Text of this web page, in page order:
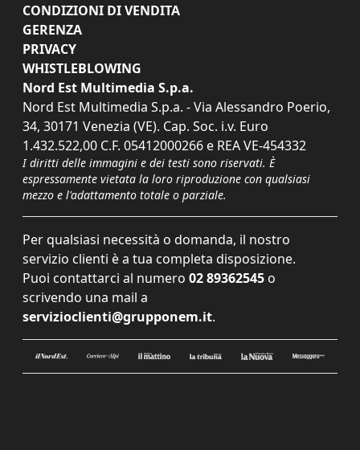
CONDIZIONI DI VENDITA
GERENZA
PRIVACY
WHISTLEBLOWING
Nord Est Multimedia S.p.a.
Nord Est Multimedia S.p.a. - Via Alessandro Poerio,
34, 30171 Venezia (VE). Cap. Soc. i.v. Euro
1.432.522,00 C.F. 05412000266 e REA VE-454332
I diritti delle immagini e dei testi sono riservati. È
espressamente vietata la loro riproduzione con qualsiasi
mezzo e l'adattamento totale o parziale.
Per qualsiasi necessità o domanda, il nostro
servizio clienti è a tua completa disposizione.
Puoi contattarci al numero 02 89362545 o
scrivendo una mail a
servizioclienti@grupponem.it.